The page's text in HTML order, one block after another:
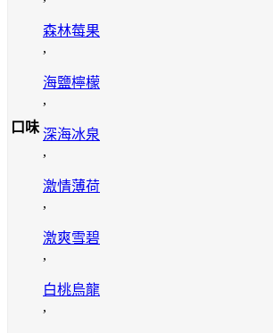
口味
森林莓果
,
海鹽檸檬
,
深海冰泉
,
激情薄荷
,
激爽雪碧
,
白桃烏龍
,